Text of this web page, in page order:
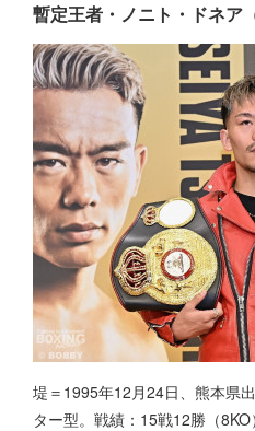
暫定王者・ノニト・ドネア
堤＝1995年12月24日、熊本県
ター型。戦績：15戦12勝（